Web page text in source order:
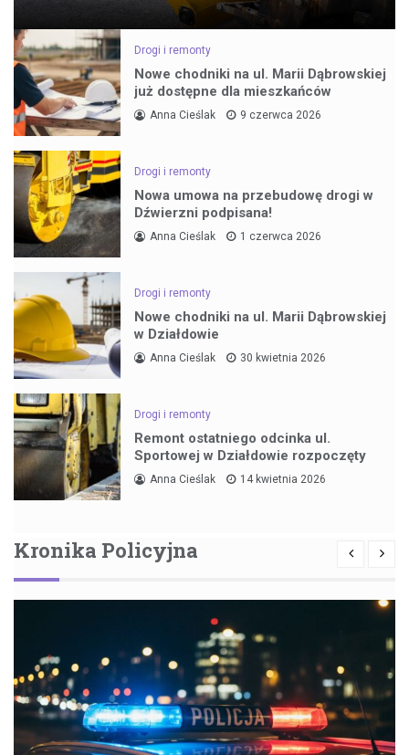
Drogi i remonty
Nowe chodniki na ul. Marii Dąbrowskiej
już dostępne dla mieszkańców
Anna Cieślak 9 czerwca 2026
Drogi i remonty
Nowa umowa na przebudowę drogi w
Dźwierzni podpisana!
Anna Cieślak 1 czerwca 2026
Drogi i remonty
Nowe chodniki na ul. Marii Dąbrowskiej
w Działdowie
Anna Cieślak 30 kwietnia 2026
Drogi i remonty
Remont ostatniego odcinka ul.
Sportowej w Działdowie rozpoczęty
Anna Cieślak 14 kwietnia 2026
Kronika Policyjna